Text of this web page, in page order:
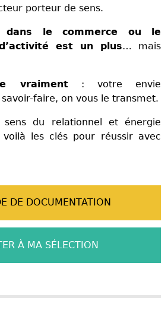
porteur de sens.
dans le commerce ou le
est un plus… mais
vraiment: votre envie
faire, on vous le transmet.
sens du relationnel et énergie
les clés pour réussir avec
DE DOCUMENTATION
À MA SÉLECTION